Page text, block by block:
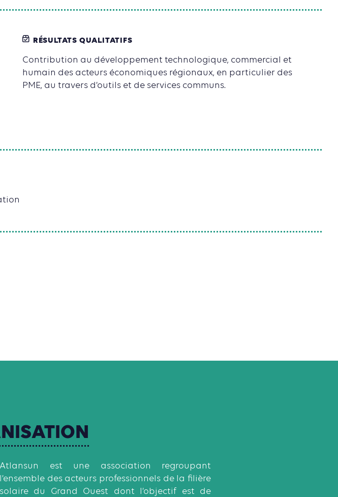
RÉSULTATS QUALITATIFS
Contribution au développement technologique, commercial et
humain des acteurs économiques régionaux, en particulier des
PME, au travers d’outils et de services communs.
Atlansun est une association regroupant
l’ensemble des acteurs professionnels de la filière
solaire du Grand Ouest dont l’objectif est de